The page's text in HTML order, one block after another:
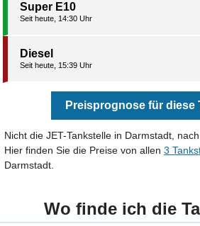
Super E10
Seit heute, 14:30 Uhr
Diesel
Seit heute, 15:39 Uhr
Preisprognose für diese
Nicht die JET-Tankstelle in Darmstadt,
Hier finden Sie die Preise von allen 3
Darmstadt.
Wo finde ich die